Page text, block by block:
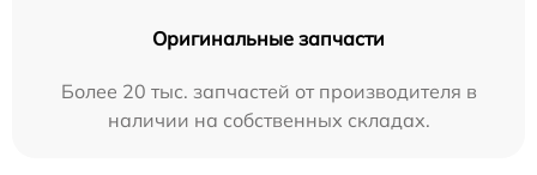
Оригинальные запчасти
Более 20 тыс. запчастей от производителя в
наличии на собственных складах.